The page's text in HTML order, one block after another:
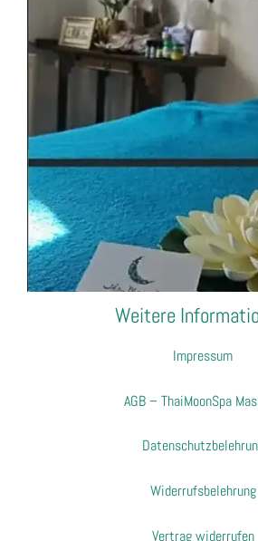
Weitere
Impressum
AGB – ThaiMoonSpa
Widerrufsbelehrung
Vertrag widerrufen